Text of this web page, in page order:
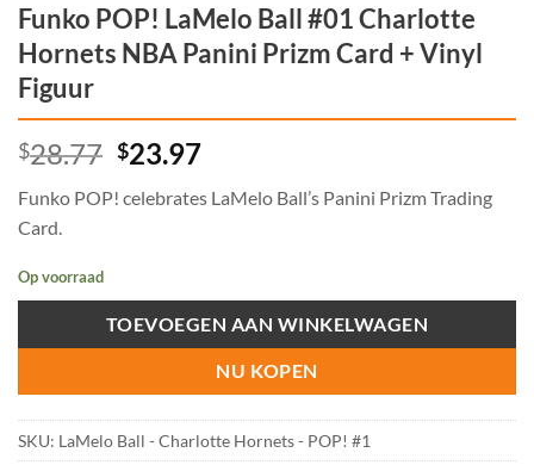
Funko POP! LaMelo Ball #01 Charlotte
Hornets NBA Panini Prizm Card + Vinyl
Figuur
$28.77 Oorspronkelijke
was:
$23.97Huidige
is:
Funko POP! celebrates LaMelo Ball’s Panini Prizm Trading
Card.
Op voorraad
TOEVOEGEN AAN WINKELWAGEN
NU KOPEN
SKU: LaMelo Ball - Charlotte Hornets - POP! #1